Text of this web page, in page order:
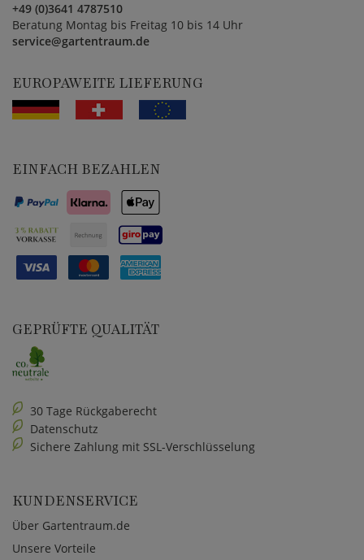
+49 (0)3641 4787510
Beratung Montag bis Freitag 10 bis 14 Uhr
service@gartentraum.de
EUROPAWEITE LIEFERUNG
EINFACH BEZAHLEN
GEPRÜFTE QUALITÄT
30 Tage Rückgaberecht
Datenschutz
Sichere Zahlung mit SSL-Verschlüsselung
KUNDENSERVICE
Über Gartentraum.de
Unsere Vorteile